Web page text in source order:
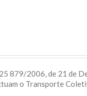
879/2006, de 21 de
o Transporte